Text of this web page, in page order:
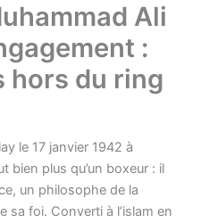
Ali
:
hors du ring
le 17 janvier 1942 à
bien plus qu’un boxeur : il
un philosophe de la
foi. Converti à l’islam en